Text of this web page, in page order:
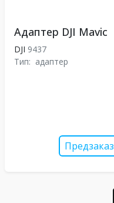
Адаптер DJI Mavic
DJI 9437
Тип: адаптер
Предзаказ